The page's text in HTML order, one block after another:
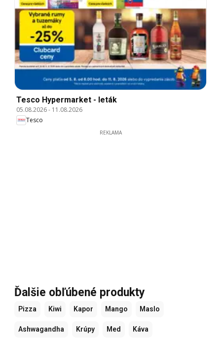
Tesco Hypermarket - leták
05.08.2026- 11.08.2026
Tesco
REKLAMA
Ďalšie obľúbené produkty
Pizza Kiwi Kapor Mango Maslo
Ashwagandha Krúpy Med Káva